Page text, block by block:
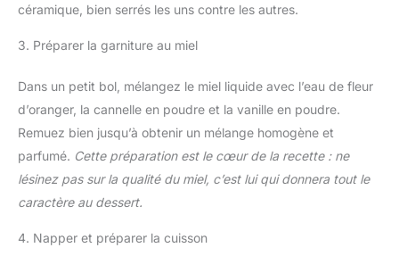
céramique, bien serrés les uns contre les autres.
3. Préparer la garniture au miel
Dans un petit bol, mélangez le miel liquide avec l’eau de fleur
d’oranger, la cannelle en poudre et la vanille en poudre.
Remuez bien jusqu’à obtenir un mélange homogène et
parfumé. Cette préparation est le cœur de la recette : ne
lésinez pas sur la qualité du miel, c’est lui qui donnera tout le
caractère au dessert.
4. Napper et préparer la cuisson